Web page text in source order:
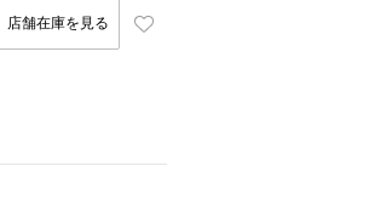
店舗在庫を見る